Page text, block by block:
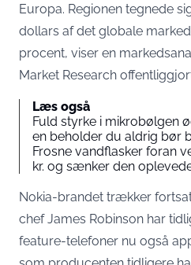
Europa. Regionen tegnede
dollars af det globale
procent, viser en
Market Research
Læs også
Fuld styrke i mikrobølgen
en beholder du aldrig bør
Frosne vandflasker foran
kr. og sænker den
Nokia-brandet trækker
chef James Robinson har
feature-telefoner nu også